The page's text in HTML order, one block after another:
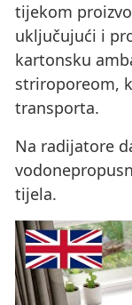
tijekom
uključujući i
kartonsku
striroporeom,
transporta.
Na radijatore
tijela.